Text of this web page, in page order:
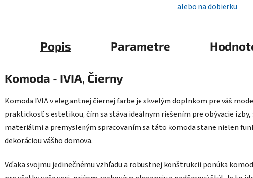
alebo na dobierku
Popis Parametre
Komoda - IVIA, Čierny
Komoda IVIA v elegantnej čiernej farbe je skvelým doplnkom pre váš
praktickosť s estetikou, čím sa stáva ideálnym riešením pre obývacie
materiálmi a premysleným spracovaním sa táto komoda stane nielen
dekoráciou vášho domova.
Vďaka svojmu jedinečnému vzhľadu a robustnej konštrukcii ponúka